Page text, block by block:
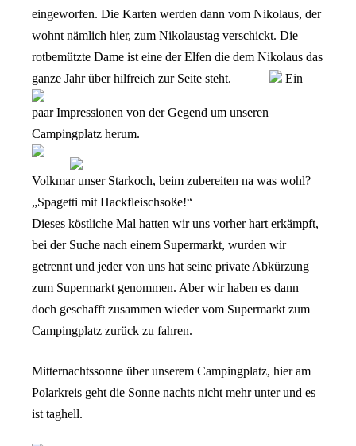
eingeworfen. Die Karten werden dann vom Nikolaus, der
wohnt nämlich hier, zum Nikolaustag verschickt. Die
rotbemützte Dame ist eine der Elfen die dem Nikolaus das
ganze Jahr über hilfreich zur Seite steht.
Ein
paar Impressionen von der Gegend um unseren
Campingplatz herum.
Volkmar unser Starkoch, beim zubereiten na was wohl?
„Spagetti mit Hackfleischsoße!“
Dieses köstliche Mal hatten wir uns vorher hart erkämpft,
bei der Suche nach einem Supermarkt, wurden wir
getrennt und jeder von uns hat seine private Abkürzung
zum Supermarkt genommen. Aber wir haben es dann
doch geschafft zusammen wieder vom Supermarkt zum
Campingplatz zurück zu fahren.
Mitternachtssonne über unserem Campingplatz, hier am
Polarkreis geht die Sonne nachts nicht mehr unter und es
ist taghell.